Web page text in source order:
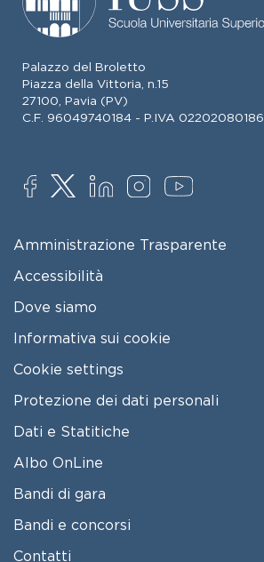
Palazzo del Broletto
Piazza della Vittoria, n.15
27100, Pavia (PV)
C.F. 96049740184 - P.IVA 02202080186
SOCIAL
FOOTER MENU
Amministrazione Trasparente
Accessibilità
Dove siamo
Informativa sui cookie
Cookie settings
Protezione dei dati personali
Dati e Statitiche
FOOTER 2
Albo OnLine
Bandi di gara
Bandi e concorsi
Contatti